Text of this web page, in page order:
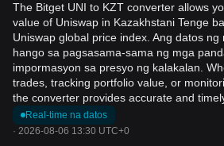
The Bitget UNI to KZT converter allows
value of Uniswap in Kazakhstani Tenge
Uniswap global price index. Ang datos
hango sa pagsasama-sama ng mga
impormasyon sa presyo ng kalakalan.
trades, tracking portfolio value, or
the converter provides accurate and
Real-time na datos
· 2026-08-06 13:30 UTC+0